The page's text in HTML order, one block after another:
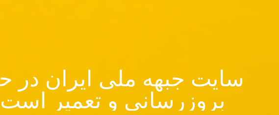
سایت جبهه ملی ایران در
بروزرسانی و تعمیر